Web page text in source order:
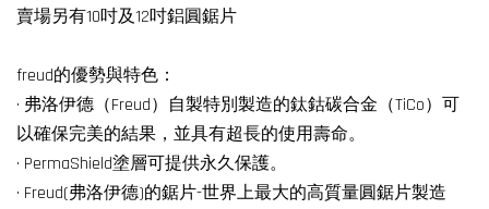
賣場另有10吋及12吋鋁圓鋸片
freud的優勢與特色：
· 弗洛伊德（Freud）自製特別製造的鈦鈷碳合金（TiCo）可
以確保完美的結果，並具有超長的使用壽命。
· PermaShield塗層可提供永久保護。
· Freud(弗洛伊德)的鋸片-世界上最大的高質量圓鋸片製造